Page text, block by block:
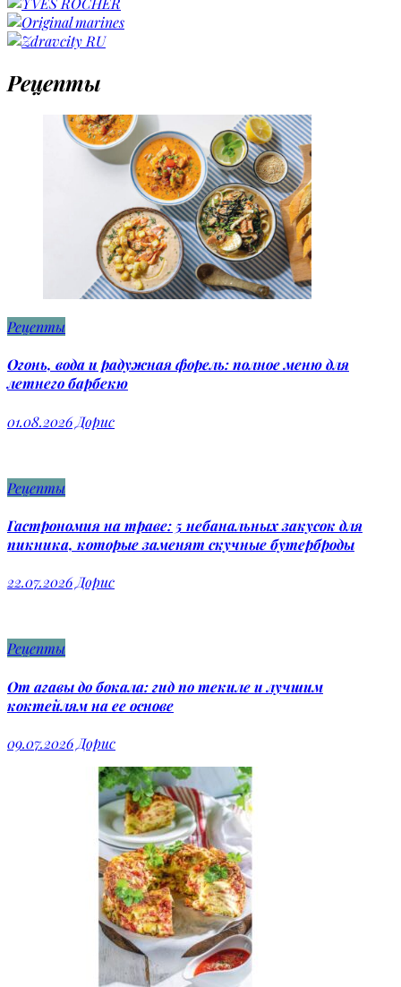
Рецепты
Рецепты
Огонь, вода и радужная форель: полное меню для
летнего барбекю
01.08.2026 Дорис
Рецепты
Гастрономия на траве: 5 небанальных закусок для
пикника, которые заменят скучные бутерброды
22.07.2026Дорис
Рецепты
От агавы до бокала: гид по текиле и лучшим
коктейлям на ее основе
09.07.2026 Дорис